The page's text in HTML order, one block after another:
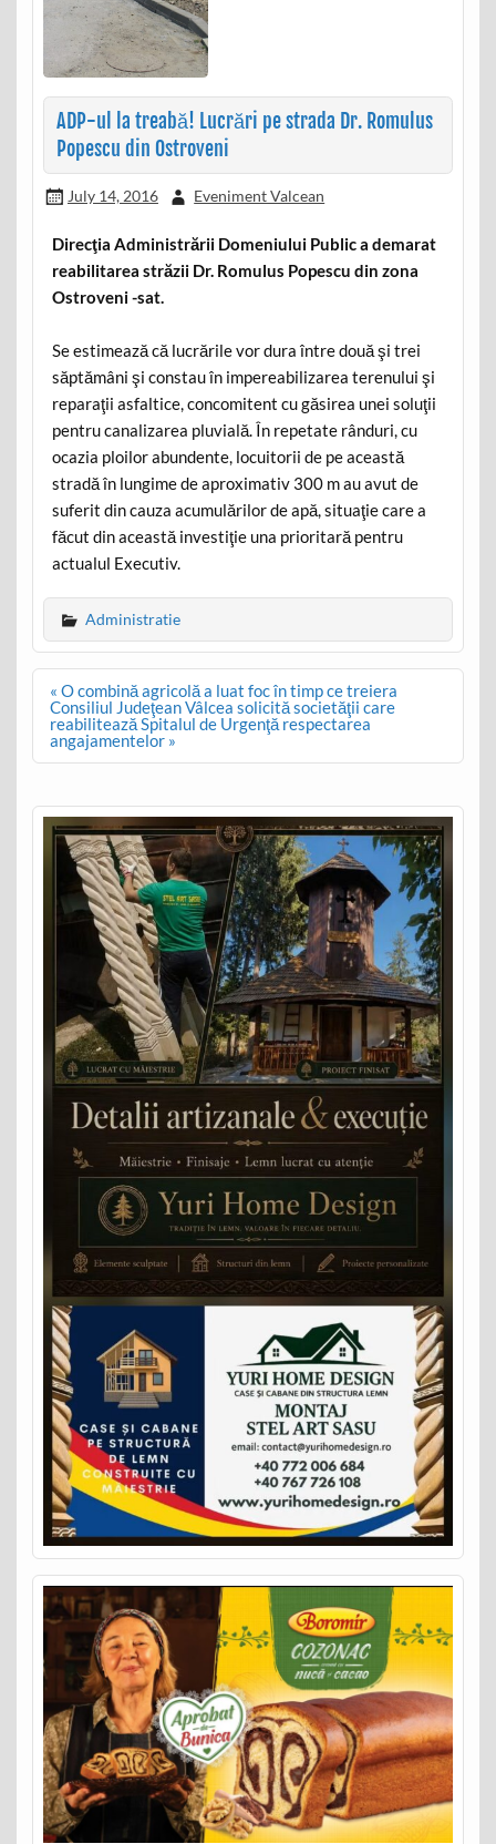
ADP-ul la treabă! Lucrări pe strada Dr. Romulus
Popescu din Ostroveni
July 14, 2016 Eveniment Valcean
Direcţia Administrării Domeniului Public a demarat
reabilitarea străzii Dr. Romulus Popescu din zona
Ostroveni -sat.
Se estimează că lucrările vor dura între două şi trei
săptămâni şi constau în impereabilizarea terenului şi
reparaţii asfaltice, concomitent cu găsirea unei soluţii
pentru canalizarea pluvială. În repetate rânduri, cu
ocazia ploilor abundente, locuitorii de pe această
stradă în lungime de aproximativ 300 m au avut de
suferit din cauza acumulărilor de apă, situaţie care a
făcut din această investiţie una prioritară pentru
actualul Executiv.
Administratie
Post
navigation
« O combină agricolă a luat foc în timp ce treiera
Consiliul Judeţean Vâlcea solicită societăţii care
reabilitează Spitalul de Urgenţă respectarea
angajamentelor »